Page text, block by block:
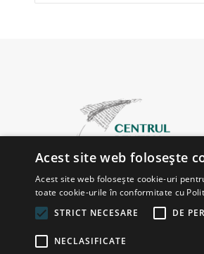
Acest site web folosește
Acest site web folosește cookie-uri
toate cookie-urile în conformitate cu
STRICT NECESARE
DE
NECLASIFICATE